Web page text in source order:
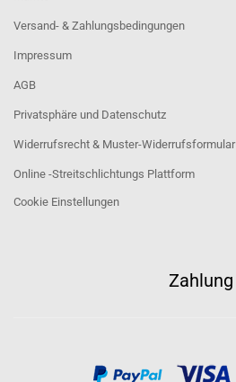
Versand- & Zahlungsbedingungen
Impressum
AGB
Privatsphäre und Datenschutz
Widerrufsrecht & Muster-Widerrufsformular
Online -Streitschlichtungs Plattform
Cookie Einstellungen
Zahlung